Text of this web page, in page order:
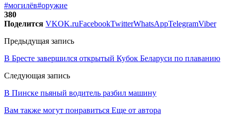
#могилёв#оружие
380
Поделится VKOK.ruFacebookTwitterWhatsAppTelegramViber
Предыдущая запись
В Бресте завершился открытый Кубок Беларуси по плаванию
Следующая запись
В Пинске пьяный водитель разбил машину
Вам также могут понравиться Еще от автора